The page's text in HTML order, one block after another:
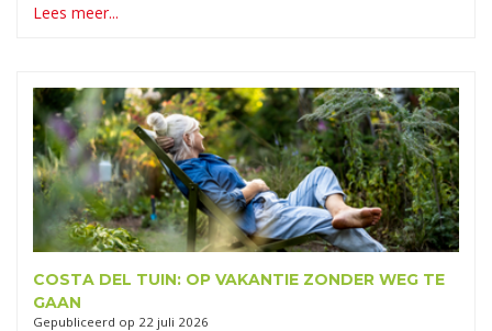
Lees meer...
COSTA DEL TUIN: OP VAKANTIE ZONDER WEG TE
GAAN
Gepubliceerd op 22 juli 2026